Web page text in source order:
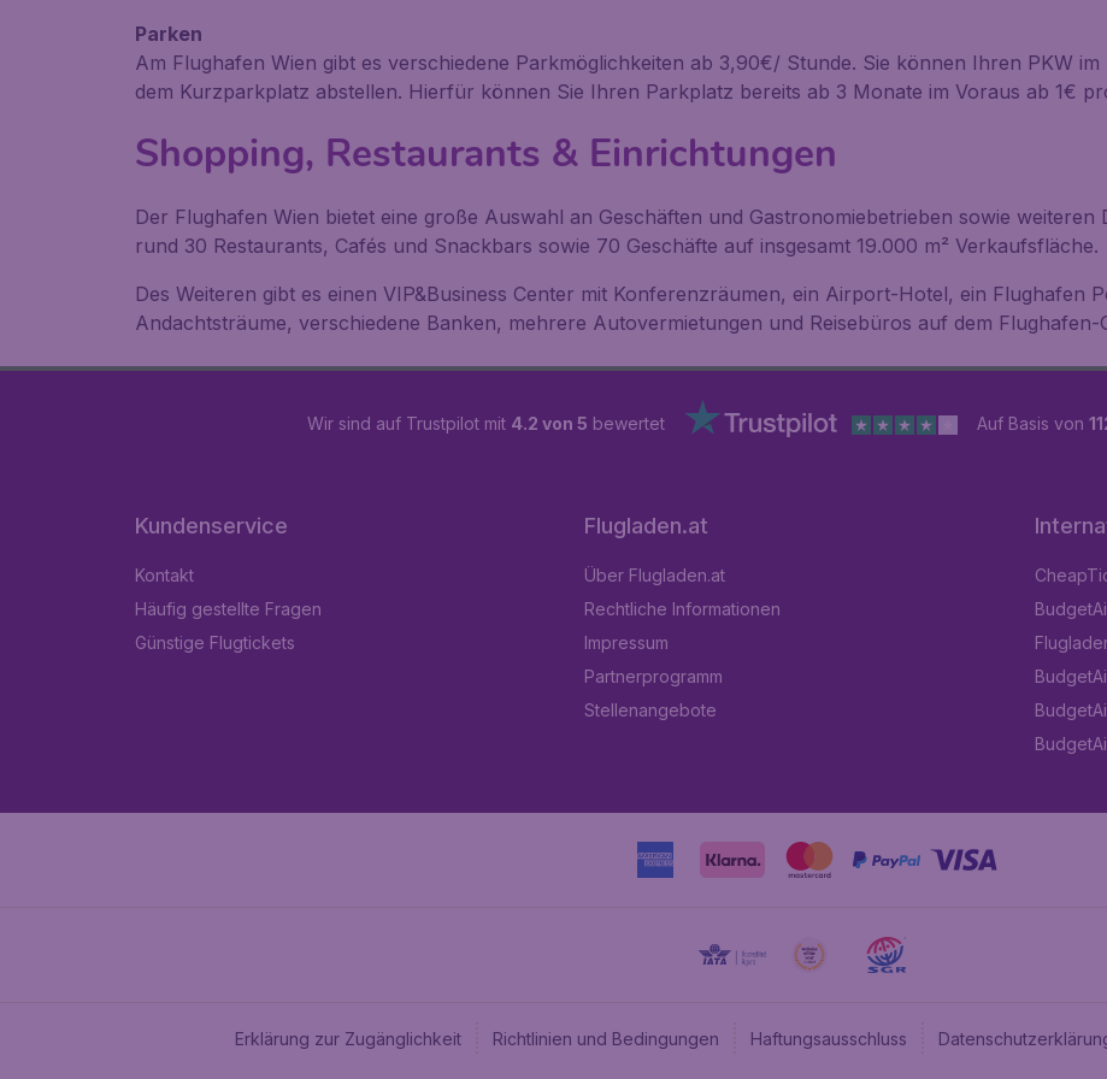
Parken
Am Flughafen Wien gibt es verschiedene Parkmöglichkeiten ab 3,90€/ Stunde. Sie können Ihren PKW
dem Kurzparkplatz abstellen. Hierfür können Sie Ihren Parkplatz bereits ab 3 Monate im Voraus ab 1€
Shopping, Restaurants & Einrichtungen
Der Flughafen Wien bietet eine große Auswahl an Geschäften und Gastronomiebetrieben sowie weiteren
rund 30 Restaurants, Cafés und Snackbars sowie 70 Geschäfte auf insgesamt 19.000 m² Verkaufsfläche.
Des Weiteren gibt es einen VIP&Business Center mit Konferenzräumen, ein Airport-Hotel, ein Flughafen
Andachtsträume, verschiedene Banken, mehrere Autovermietungen und Reisebüros auf dem Flughafen-
Wir sind auf Trustpilot mit 4.2 von 5 bewertet Auf Basis von
Kundenservice
Kontakt
Häufig gestellte Fragen
Günstige Flugtickets
Flugladen.at
Über Flugladen.at
Rechtliche Informationen
Impressum
Partnerprogramm
Stellenangebote
Erklärung zur Zugänglichkeit Richtlinien und Bedingungen Haftungsausschluss